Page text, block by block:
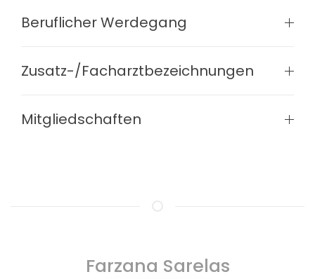
Beruflicher Werdegang
Zusatz-/Facharztbezeichnungen
Mitgliedschaften
Farzana Sarelas